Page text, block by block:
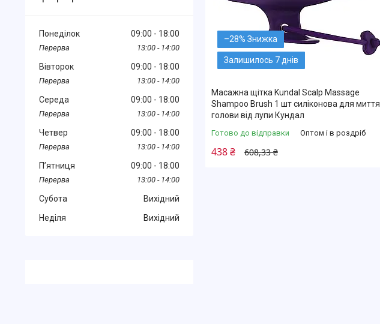
–28%
Залишилось 7 днів
Масажна щітка Kundal Scalp Massage
Shampoo Brush 1 шт силіконова для миття
голови від лупи Кундал
Готово до відправки Оптом і в роздріб
608,33 ₴
438 ₴
Понеділок 09:00 18:00
13:00 14:00
Вівторок 09:00 18:00
13:00 14:00
Середа 09:00 18:00
13:00 14:00
Четвер 09:00 18:00
13:00 14:00
Пʼятниця 09:00 18:00
13:00 14:00
Субота
Вихідний
Неділя
Вихідний